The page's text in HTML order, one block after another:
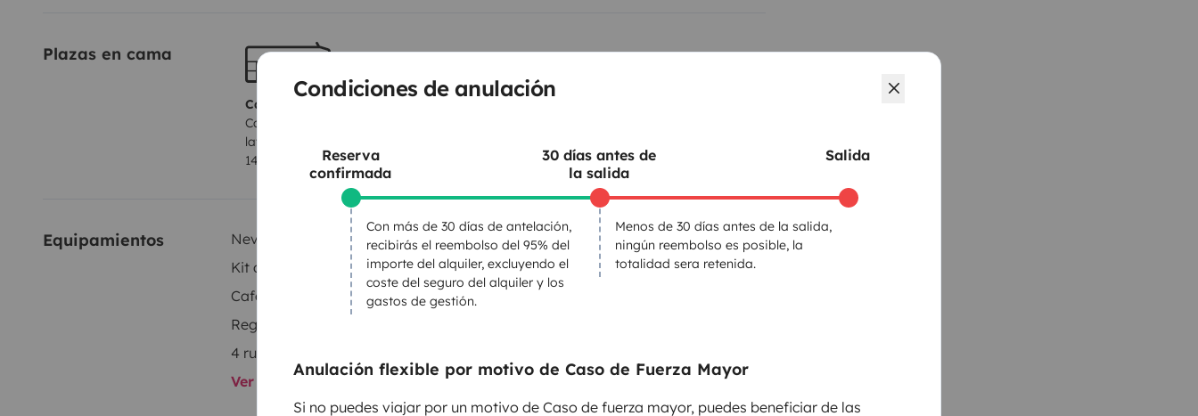
Condiciones de anulación
Reserva
confirmada
Con más de 30 días de antelación,
recibirás el reembolso del 95% del
importe del alquiler, excluyendo el
coste del seguro del alquiler y los
gastos de gestión.
30 días antes de
la salida
Menos de 30 días antes de la salida,
ningún reembolso es posible, la
totalidad sera retenida.
Salida
Anulación flexible por motivo de Caso de Fuerza Mayor
Si no puedes viajar por un motivo de Caso de fuerza mayor, puedes beneficiar de las
Plazas en cama
Camas 1
Cama francesa (acceso
lateral)
140x195 cm
Equipamientos Nevera
Kit de vajilla
Kit de limpieza
Productos de consumo
Cafetera
Dirección asistida
Regulador de velocidad
4 ruedas de tracción
Ver todos los equipamientos